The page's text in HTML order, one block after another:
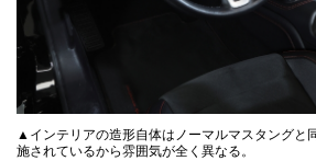
▲インテリアの造形自体はノーマルマスタングと
施されているから雰囲気が全く異なる。